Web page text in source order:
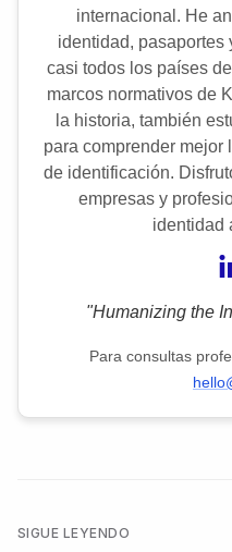
internacional. He
identidad, pasaportes
casi todos los países
marcos normativos de
la historia, también
para comprender mejor
de identificación.
empresas y
identidad
"Humanizing the
Para consultas
SIGUE LEYENDO